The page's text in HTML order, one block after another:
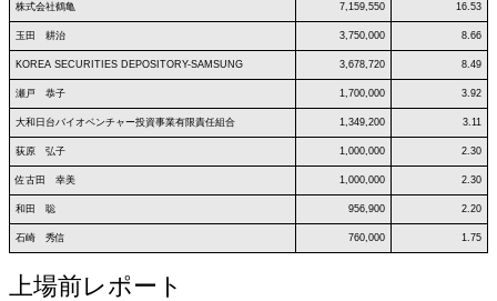
株式会社鶴亀 7,159,550 16.53
玉田 耕治 3,750,000 8.66
KOREA SECURITIES DEPOSITORY-SAMSUNG 3,678,720 8.49
瀬戸 恭子 1,700,000 3.92
大和日台バイオベンチャー投資事業有限責任組合 1,349,200 3.11
荻原 弘子 1,000,000 2.30
佐古田 幸美 1,000,000 2.30
和田 聡 956,900 2.20
石崎 秀信 760,000 1.75
上場前レポート